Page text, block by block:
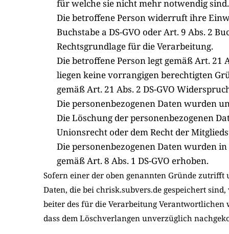
für wel­che sie nicht mehr not­wen­dig sind.
Die betrof­fe­ne Per­son wider­ruft ihre
Buch­sta­be a DS-GVO oder Art. 9 Abs. 2
Rechts­grund­la­ge für die Ver­ar­bei­tung.
Die betrof­fe­ne Per­son legt gemäß Art. 21
lie­gen kei­ne vor­ran­gi­gen berech­tig­ten
gemäß Art. 21 Abs. 2 DS-GVO
Die per­so­nen­be­zo­ge­nen Daten wur­den
Die Löschung der per­so­nen­be­zo­ge­nen
Uni­ons­recht oder dem Recht der
Die per­so­nen­be­zo­ge­nen Daten wur­den
gemäß Art. 8 Abs. 1 DS-GVO erho­ben.
Sofern einer der oben genann­ten Grün­de zutrifft
Daten, die bei chrisk.subvers.de gespei­chert
bei­ter des für die Ver­ar­bei­tung
dass dem Lösch­ver­lan­gen unver­züg­lich